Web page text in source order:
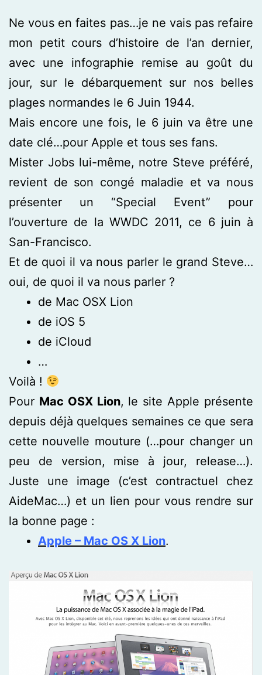
Ne vous en faites pas…je ne vais pas refaire
mon petit cours d’histoire de l’an dernier,
avec une infographie remise au goût du
jour, sur le débarquement sur nos belles
plages normandes le 6 Juin 1944.
Mais encore une fois, le 6 juin va être une
date clé…pour Apple et tous ses fans.
Mister Jobs lui-même, notre Steve préféré,
revient de son congé maladie et va nous
présenter un “Special Event” pour
l’ouverture de la WWDC 2011, ce 6 juin à
San-Francisco.
Et de quoi il va nous parler le grand Steve…
oui, de quoi il va nous parler ?
de Mac OSX Lion
de iOS 5
de iCloud
…
Voilà !
Pour Mac OSX Lion, le site Apple présente
depuis déjà quelques semaines ce que sera
cette nouvelle mouture (…pour changer un
peu de version, mise à jour, release…).
Juste une image (c’est contractuel chez
AideMac…) et un lien pour vous rendre sur
la bonne page :
Apple – Mac OS X Lion.